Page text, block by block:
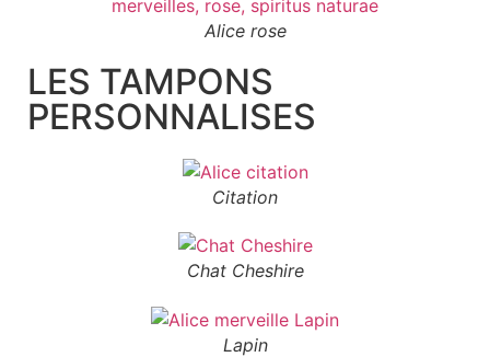
Alice rose
LES TAMPONS
PERSONNALISES
Citation
Chat Cheshire
Lapin